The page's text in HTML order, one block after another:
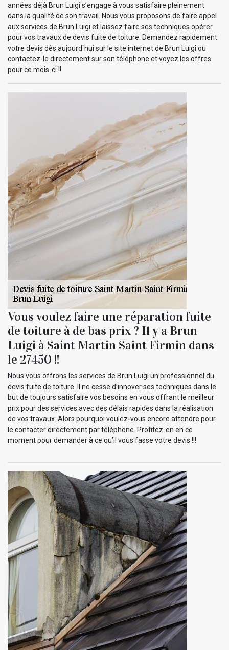
années déjà Brun Luigi s’engage à vous satisfaire pleinement
dans la qualité de son travail. Nous vous proposons de faire appel
aux services de Brun Luigi et laissez faire ses techniques opérer
pour vos travaux de devis fuite de toiture. Demandez rapidement
votre devis dès aujourd`hui sur le site internet de Brun Luigi ou
contactez-le directement sur son téléphone et voyez les offres
pour ce mois-ci !!
Vous voulez faire une réparation fuite
de toiture à de bas prix ? Il y a Brun
Luigi à Saint Martin Saint Firmin dans
le 27450 !!
Nous vous offrons les services de Brun Luigi un professionnel du
devis fuite de toiture. Il ne cesse d’innover ses techniques dans le
but de toujours satisfaire vos besoins en vous offrant le meilleur
prix pour des services avec des délais rapides dans la réalisation
de vos travaux. Alors pourquoi voulez-vous encore attendre pour
le contacter directement par téléphone. Profitez-en en ce
moment pour demander à ce qu’il vous fasse votre devis !!!